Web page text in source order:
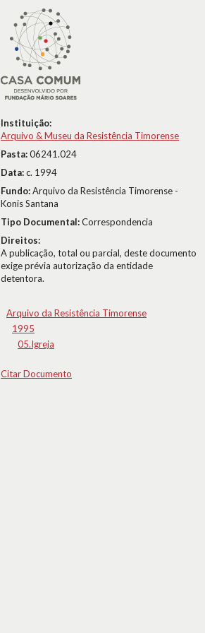
Instituição:
Arquivo & Museu da Resistência Timorense
Pasta:06241.024
Data:c. 1994
Fundo:Arquivo da Resistência Timorense -
Konis Santana
Tipo Documental:Correspondencia
Direitos:
A publicação, total ou parcial, deste documento
exige prévia autorização da entidade
detentora.
Arquivo da Resistência Timorense
1995
05.Igreja
Citar Documento